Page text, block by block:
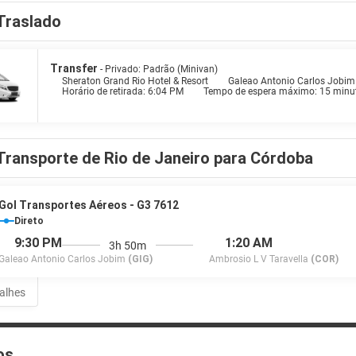
casa em um de nossos 538 quartos com frigobares. Os quartos
e canais a cabo para a sua diversão. Banheiro privativo com
da culinária italiana no Bene, um dos 5 restaurantes neste hotel, ou
disponíveis na cafeteria. Relaxe com uma bebida refrescante em
disponível diariamente, entre 6h e 11h, mediante uma taxa.
quadrados, contendo espaço para conferência e salas de reunião, e
de/para o aeroporto está disponível por uma sobretaxa.
Transfer - Privado: Padrão (Minivan)
Sheraton Grand Rio Hotel & Resort
Galeao Antonio Carlos Jobim
Horário de retirada: 6:04 PM
Tempo de espera máximo: 15
de Rio de Janeiro para Córdoba
Gol Transportes Aéreos - G3 7612
Direto
9:30 PM
Antonio Carlos Jobim (GIG)
3h 50m 1:20 AM
Ambrosio L V Taravella (COR)